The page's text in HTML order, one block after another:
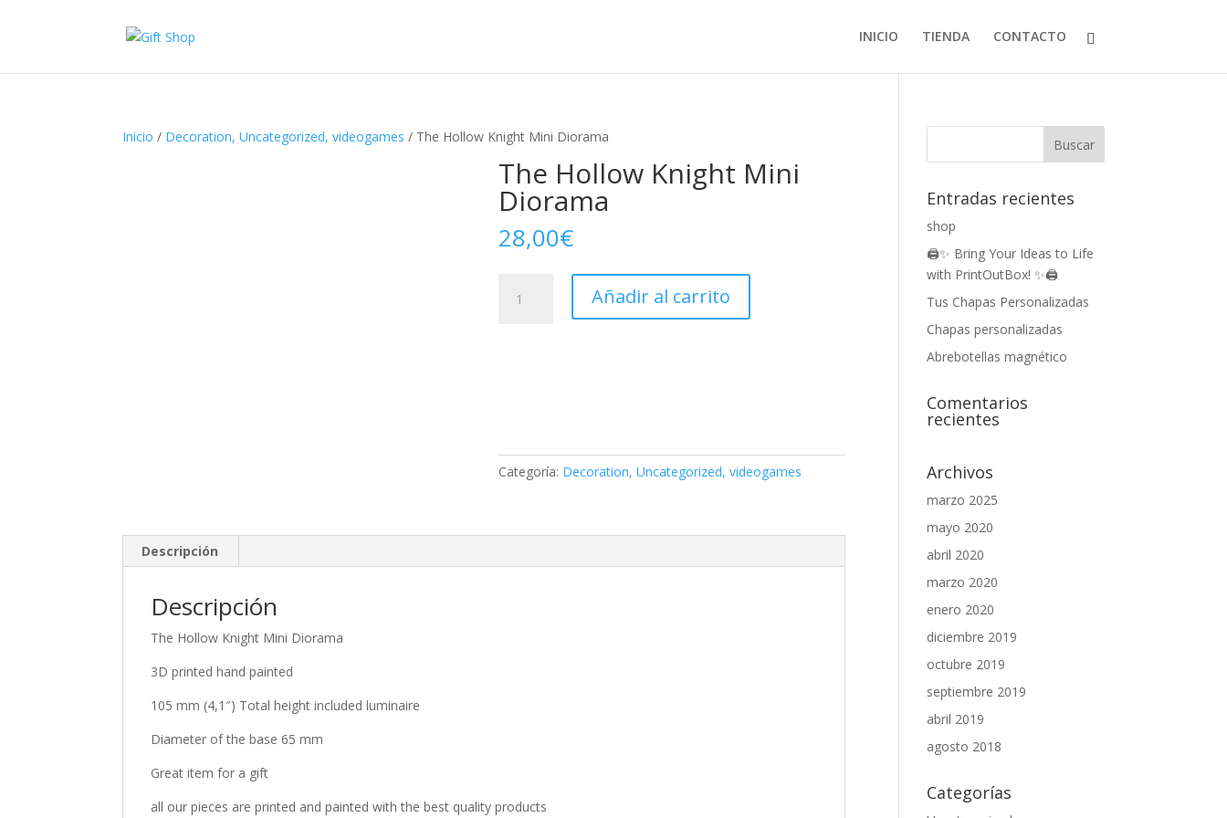
INICIO TIENDA CONTACTO
Inicio / Decoration, Uncategorized, videogames / The Hollow Knight Mini Diorama
The Hollow Knight Mini
Diorama
28,00€
Hollow
Añadir al carrito
Categoría: Decoration, Uncategorized, videogames
Descripción
Descripción
The Hollow Knight Mini Diorama
3D printed hand painted
105 mm (4,1″) Total height included luminaire
Diameter of the base 65 mm
Great item for a gift
all our pieces are printed and painted with the best quality products
Entradas recientes
shop
🖨️✨ Bring Your Ideas to Life
with PrintOutBox! ✨🖨️
Tus Chapas Personalizadas
Chapas personalizadas
Abrebotellas magnético
Comentarios
recientes
Archivos
marzo 2025
mayo 2020
abril 2020
marzo 2020
enero 2020
diciembre 2019
octubre 2019
septiembre 2019
abril 2019
agosto 2018
Categorías